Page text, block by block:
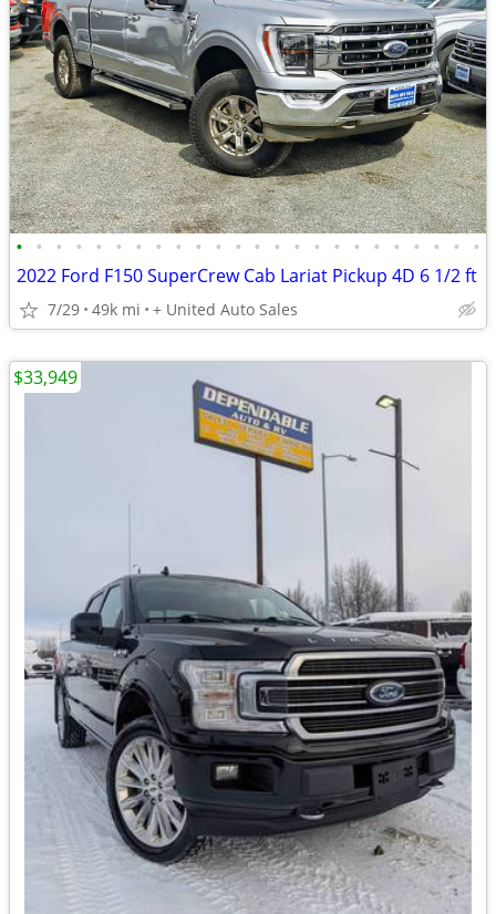
• • • • • • • • • • • • • • • • • • • • • • • •
2022 Ford F150 SuperCrew Cab Lariat Pickup 4D 6 1/2 ft
7/29 49k mi + United Auto Sales
$33,949